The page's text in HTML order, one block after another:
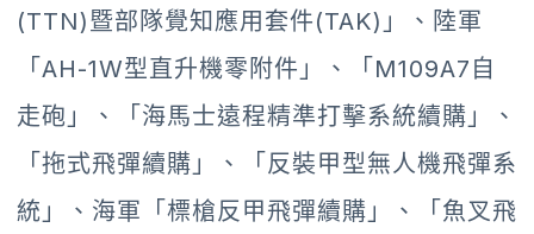
(TTN)暨部隊覺知應用套件(TAK)」、陸軍
「AH-1W型直升機零附件」、「M109A7自
走砲」、「海馬士遠程精準打擊系統續購」、
「拖式飛彈續購」、「反裝甲型無人機飛彈系
統」、海軍「標槍反甲飛彈續購」、「魚叉飛